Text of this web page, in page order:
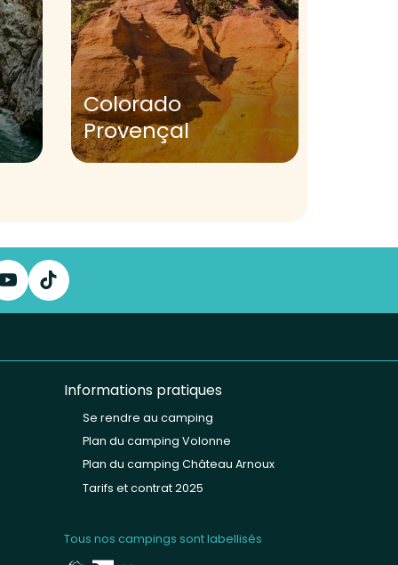
Colorado
Provençal
Informations pratiques
Se rendre au camping
Plan du camping Volonne
Plan du camping Château Arnoux
Tarifs et contrat 2025
Tous nos campings sont labellisés